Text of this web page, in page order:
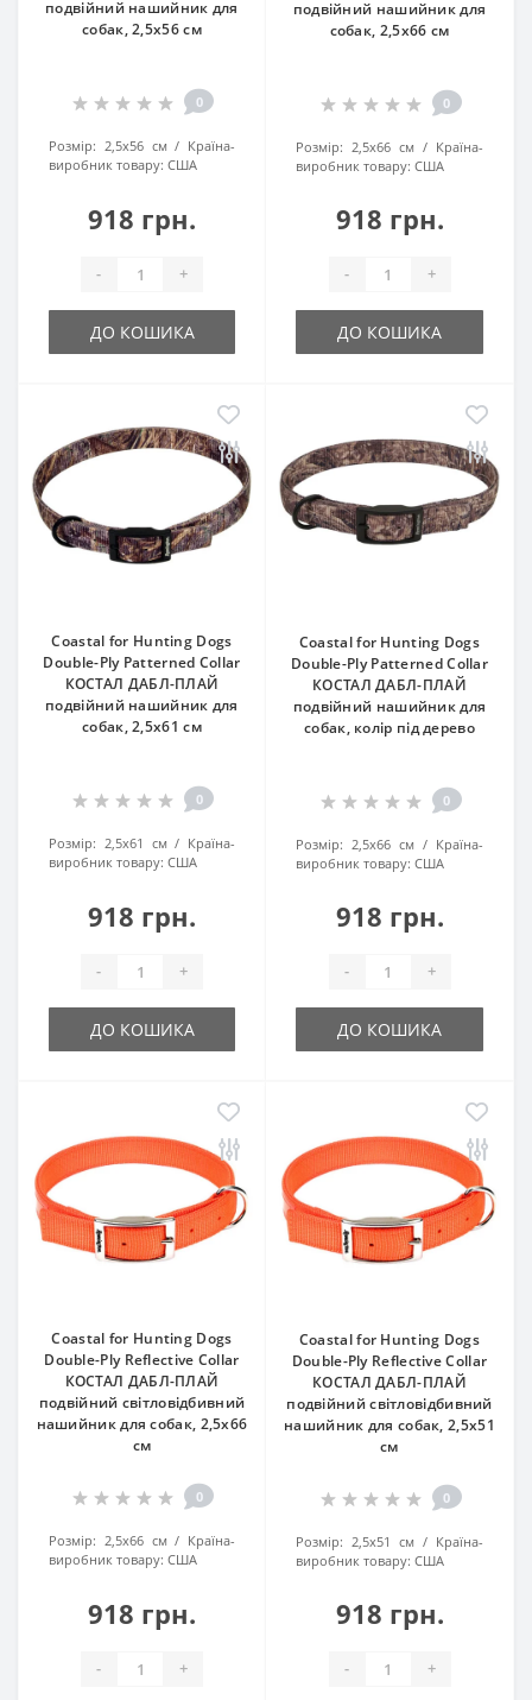
подвійний нашийник для
собак, 2,5х56 см
0
Розмір: 2,5х56 см
Країна-
виробник товару: США
918 грн.
- +
ДО КОШИКА
подвійний нашийник для
собак, 2,5х66 см
0
Розмір: 2,5х66 см
Країна-
виробник товару: США
918 грн.
- +
ДО КОШИКА
Coastal for Hunting Dogs
Double-Ply Patterned Collar
КОСТАЛ ДАБЛ-ПЛАЙ
подвійний нашийник для
собак, 2,5х61 см
0
Розмір: 2,5х61 см
Країна-
виробник товару: США
918 грн.
- +
ДО КОШИКА
Coastal for Hunting Dogs
Double-Ply Patterned Collar
КОСТАЛ ДАБЛ-ПЛАЙ
подвійний нашийник для
собак, колір під дерево
0
Розмір: 2,5х66 см
Країна-
виробник товару: США
918 грн.
- +
ДО КОШИКА
Coastal for Hunting Dogs
Double-Ply Reflective Collar
КОСТАЛ ДАБЛ-ПЛАЙ
подвійний світловідбивний
нашийник для собак, 2,5х66
см
0
Розмір: 2,5х66 см
Країна-
виробник товару: США
918 грн.
- +
Coastal for Hunting Dogs
Double-Ply Reflective Collar
КОСТАЛ ДАБЛ-ПЛАЙ
подвійний світловідбивний
нашийник для собак, 2,5х51
см
0
Розмір: 2,5х51 см
Країна-
виробник товару: США
918 грн.
- +